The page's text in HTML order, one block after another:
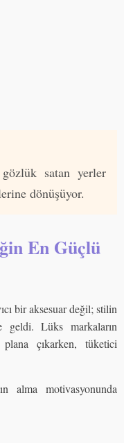
satan yerler
dönüşüyor.
En Güçlü
bir aksesuar değil; stilin
Lüks markaların
çıkarken, tüketici
alma motivasyonunda